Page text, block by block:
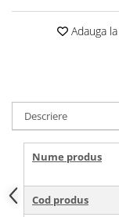
Adauga
Descriere
Nume produs
Cod produs